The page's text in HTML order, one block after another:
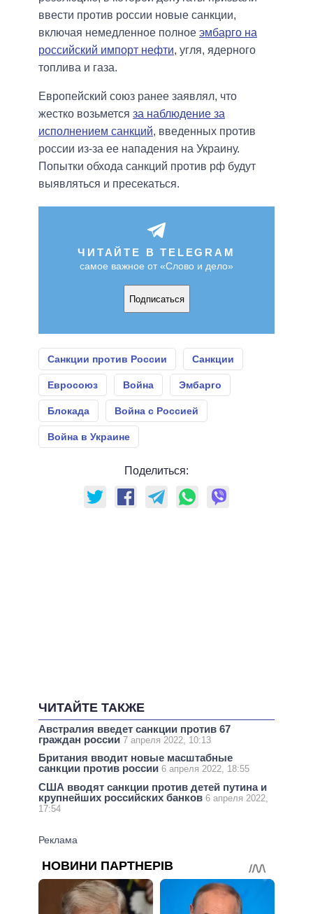
ввести против россии новые санкции,
включая немедленное полное эмбарго на
российский импорт нефти, угля, ядерного
топлива и газа.
Европейский союз ранее заявлял, что
жестко возьмется за наблюдение за
исполнением санкций, введенных против
россии из-за ее нападения на Украину.
Попытки обхода санкций против рф будут
выявляться и пресекаться.
ЧИТАЙТЕ В TELEGRAM
самое важное от «Слово и дело»
Подписаться
Санкции против России Санкции
Евросоюз Война Эмбарго
Блокада Война с Россией
Война в Украине
Поделиться:
ЧИТАЙТЕ ТАКЖЕ
Австралия введет санкции против 67
граждан россии 7 апреля 2022, 10:13
Британия вводит новые масштабные
санкции против россии 6 апреля 2022, 18:55
США вводят санкции против детей путина и
крупнейших российских банков 6 апреля 2022,
17:54